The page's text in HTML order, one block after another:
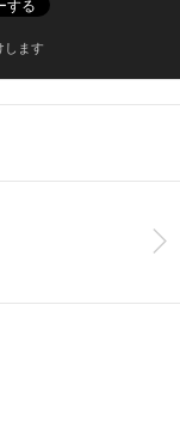
します